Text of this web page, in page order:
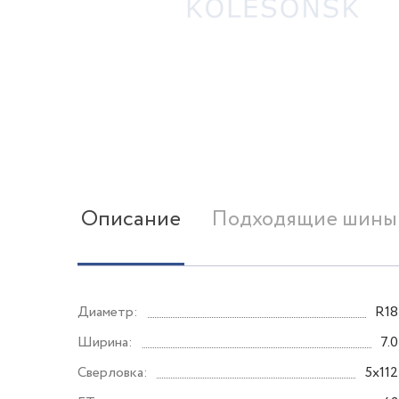
Описание Подходящие шины
Диаметр:
R18
Ширина:
7.0
Сверловка:
5x112